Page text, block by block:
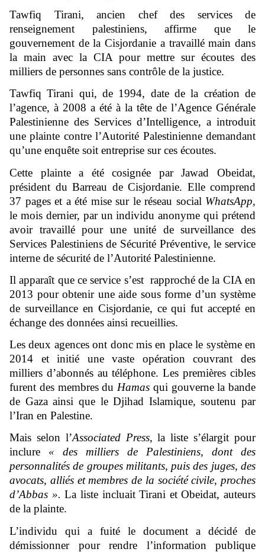
Tawfiq Tirani, ancien chef des services de
renseignement palestiniens, affirme que le
gouvernement de la Cisjordanie a travaillé main dans
la main avec la CIA pour mettre sur écoutes des
milliers de personnes sans contrôle de la justice.
Tawfiq Tirani qui, de 1994, date de la création de
l’agence, à 2008 a été à la tête de l’Agence Générale
Palestinienne des Services d’Intelligence, a introduit
une plainte contre l’Autorité Palestinienne demandant
qu’une enquête soit entreprise sur ces écoutes.
Cette plainte a été cosignée par Jawad Obeidat,
président du Barreau de Cisjordanie. Elle comprend
37 pages et a été mise sur le réseau social WhatsApp,
le mois dernier, par un individu anonyme qui prétend
avoir travaillé pour une unité de surveillance des
Services Palestiniens de Sécurité Préventive, le service
interne de sécurité de l’Autorité Palestinienne.
Il apparaît que ce service s’est rapproché de la CIA en
2013 pour obtenir une aide sous forme d’un système
de surveillance en Cisjordanie, ce qui fut accepté en
échange des données ainsi recueillies.
Les deux agences ont donc mis en place le système en
2014 et initié une vaste opération couvrant des
milliers d’abonnés au téléphone. Les premières cibles
furent des membres du Hamas qui gouverne la bande
de Gaza ainsi que le Djihad Islamique, soutenu par
l’Iran en Palestine.
Mais selon l’Associated Press, la liste s’élargit pour
inclure « des milliers de Palestiniens, dont des
personnalités de groupes militants, puis des juges, des
avocats, alliés et membres de la société civile, proches
d’Abbas ». La liste incluait Tirani et Obeidat, auteurs
de la plainte.
L’individu qui a fuité le document a décidé de
démissionner pour rendre l’information publique